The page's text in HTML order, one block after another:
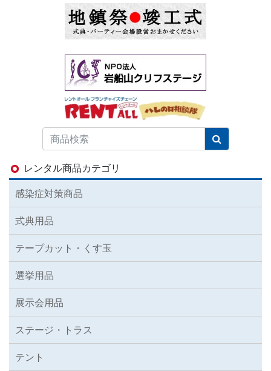
レンタル商品カテゴリ
感染症対策商品
式典用品
テープカット・くす玉
選挙用品
展示会用品
ステージ・トラス
テント